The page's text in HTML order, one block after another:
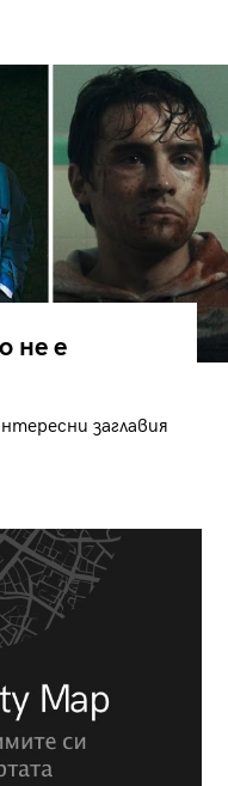
не е
заглавия